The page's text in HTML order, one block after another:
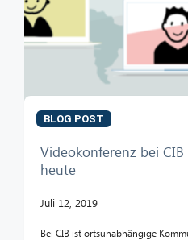
BLOG POST
Videokonferenz bei
heute
Juli 12, 2019
Bei CIB ist ortsunabhängige